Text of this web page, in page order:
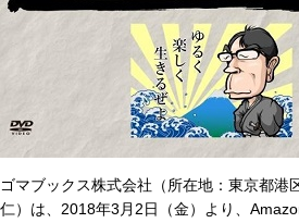
ゴマブックス株式会社（所在地：東京都港
仁）は、2018年3月2日（金）より、